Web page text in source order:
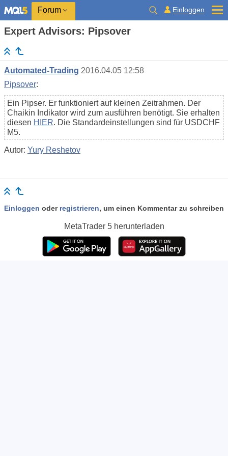
Forum Einloggen
Expert Advisors: Pipsover
Automated-Trading 2016.04.05 12:58
Pipsover:
Ein Pipser. Er funktioniert auf kleinen Zeitrahmen. Der
Chaikin Indikator wird zum ausführen benötigt. Sie erhalten
diesen HIER. Die Standardeinstellungen sind für USDCHF
M5.
Autor: Yury Reshetov
Einloggen oder registrieren, um einen Kommentar zu schreiben
MetaTrader 5herunterladen